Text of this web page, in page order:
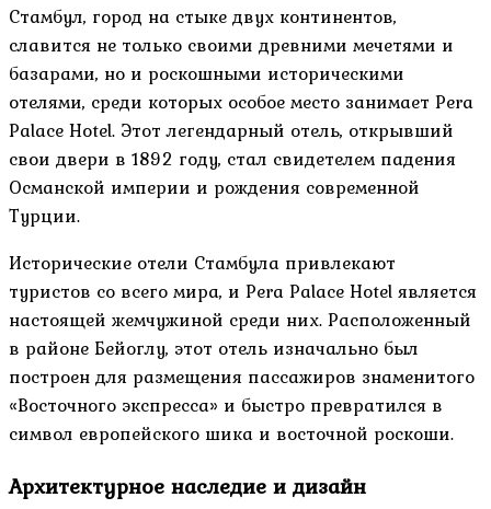
Стамбул, город на стыке двух континентов,
славится не только своими древними мечетями и
базарами, но и роскошными историческими
отелями, среди которых особое место занимает Pera
Palace Hotel. Этот легендарный отель, открывший
свои двери в 1892 году, стал свидетелем падения
Османской империи и рождения современной
Турции.
Исторические отели Стамбула привлекают
туристов со всего мира, и Pera Palace Hotel является
настоящей жемчужиной среди них. Расположенный
в районе Бейоглу, этот отель изначально был
построен для размещения пассажиров знаменитого
«Восточного экспресса» и быстро превратился в
символ европейского шика и восточной роскоши.
Архитектурное наследие и дизайн